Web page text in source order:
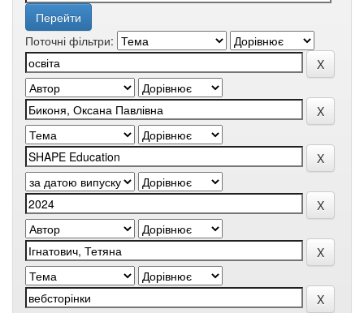
Поточні фільтри: